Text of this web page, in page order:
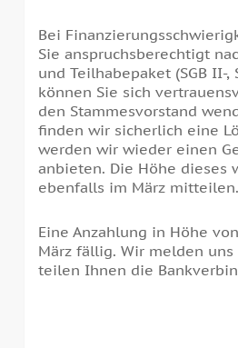
Bei
Sie anspruchsberechtigt
und Teilhabepaket (SGB II-,
können Sie sich
den Stammesvorstand
finden wir sicherlich eine
werden wir wieder einen
anbieten. Die Höhe dieses
ebenfalls im März mitteilen.
Eine Anzahlung in Höhe
März fällig. Wir melden
teilen Ihnen die